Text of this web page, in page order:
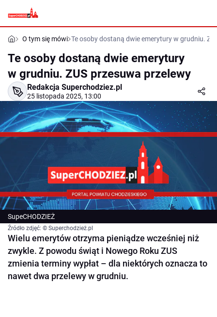
O tym się mówi Te osoby dostaną dwie emerytury w grudniu.
Te osoby dostaną dwie emerytury
w grudniu. ZUS przesuwa przelewy
Redakcja Superchodziez.pl
25 listopada 2025, 13:00
SupeCHODZIEŻ
Źródło zdjęć: © Superchodzież.pl
Wielu emerytów otrzyma pieniądze wcześniej niż
zwykle. Z powodu świąt i Nowego Roku ZUS
zmienia terminy wypłat – dla niektórych oznacza to
nawet dwa przelewy w grudniu.